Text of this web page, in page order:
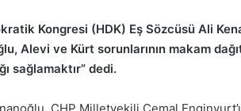
Kongresi (HDK) Eş Sözcüsü Ali
Alevi ve Kürt sorunlarının makam
sağlamaktır” dedi.